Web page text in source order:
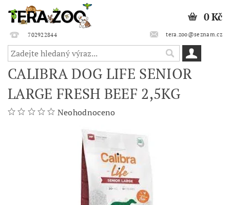
702922844 tera.zoo@seznam.cz
0 Kč
CALIBRA DOG LIFE SENIOR
LARGE FRESH BEEF 2,5KG
Neohodnoceno